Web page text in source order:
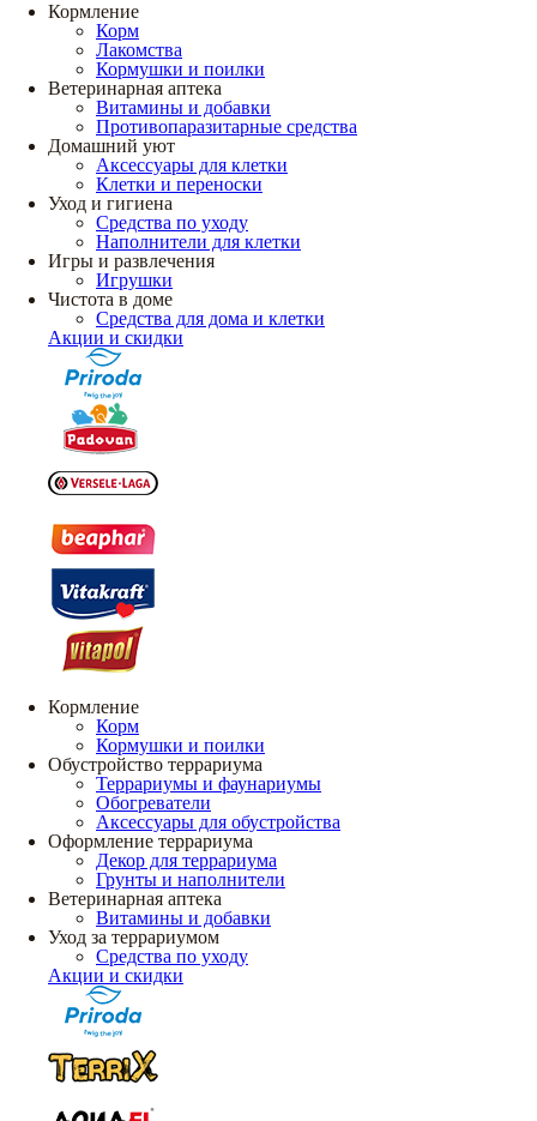
Кормление
Корм
Лакомства
Кормушки и поилки
Ветеринарная аптека
Витамины и добавки
Противопаразитарные средства
Домашний уют
Аксессуары для клетки
Клетки и переноски
Уход и гигиена
Средства по уходу
Наполнители для клетки
Игры и развлечения
Игрушки
Чистота в доме
Средства для дома и клетки
Акции и скидки
Кормление
Корм
Кормушки и поилки
Обустройство террариума
Террариумы и фаунариумы
Обогреватели
Аксессуары для обустройства
Оформление террариума
Декор для террариума
Грунты и наполнители
Ветеринарная аптека
Витамины и добавки
Уход за террариумом
Средства по уходу
Акции и скидки